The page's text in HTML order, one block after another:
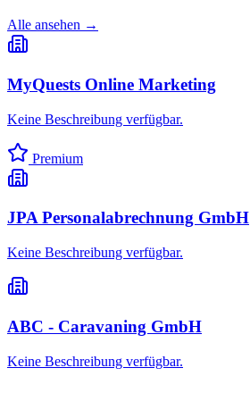
Alle ansehen →
MyQuests Online Marketing
Keine Beschreibung verfügbar.
Premium
JPA Personalabrechnung GmbH
Keine Beschreibung verfügbar.
ABC - Caravaning GmbH
Keine Beschreibung verfügbar.